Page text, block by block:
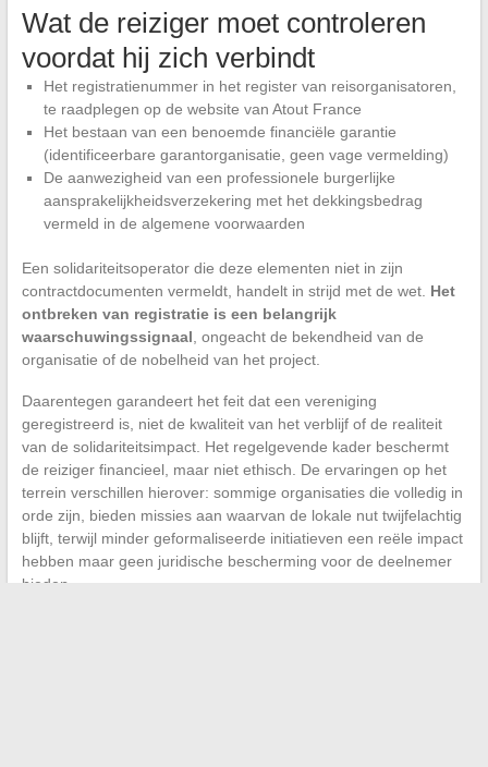
Wat de reiziger moet controleren
voordat hij zich verbindt
Het registratienummer in het register van reisorganisatoren,
te raadplegen op de website van Atout France
Het bestaan van een benoemde financiële garantie
(identificeerbare garantorganisatie, geen vage vermelding)
De aanwezigheid van een professionele burgerlijke
aansprakelijkheidsverzekering met het dekkingsbedrag
vermeld in de algemene voorwaarden
Een solidariteitsoperator die deze elementen niet in zijn
contractdocumenten vermeldt, handelt in strijd met de wet. Het
ontbreken van registratie is een belangrijk
waarschuwingssignaal, ongeacht de bekendheid van de
organisatie of de nobelheid van het project.
Daarentegen garandeert het feit dat een vereniging
geregistreerd is, niet de kwaliteit van het verblijf of de realiteit
van de solidariteitsimpact. Het regelgevende kader beschermt
de reiziger financieel, maar niet ethisch. De ervaringen op het
terrein verschillen hierover: sommige organisaties die volledig in
orde zijn, bieden missies aan waarvan de lokale nut twijfelachtig
blijft, terwijl minder geformaliseerde initiatieven een reële impact
hebben maar geen juridische bescherming voor de deelnemer
bieden.